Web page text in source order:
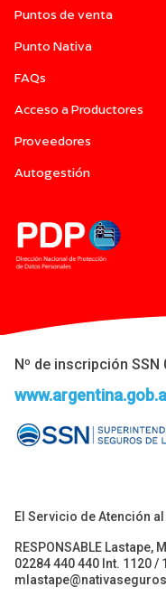
Puntos de venta
Punto Nativa
FAQs
Acceso a Productores
Proveedores
Autogestión
Nº de inscripción SSN
El Servicio de Atención
RESPONSABLE Lastape,
02284 440 440 Int. 1120 /